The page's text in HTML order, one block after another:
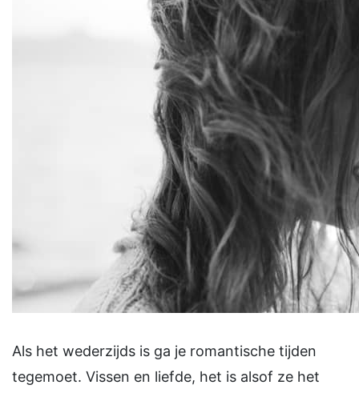
Als het wederzijds is ga je romantische tijden
tegemoet. Vissen en liefde, het is alsof ze het